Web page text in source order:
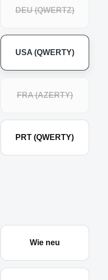
DEU (QWERTZ)
USA (QWERTY)
FRA (AZERTY)
PRT (QWERTY)
Wie neu